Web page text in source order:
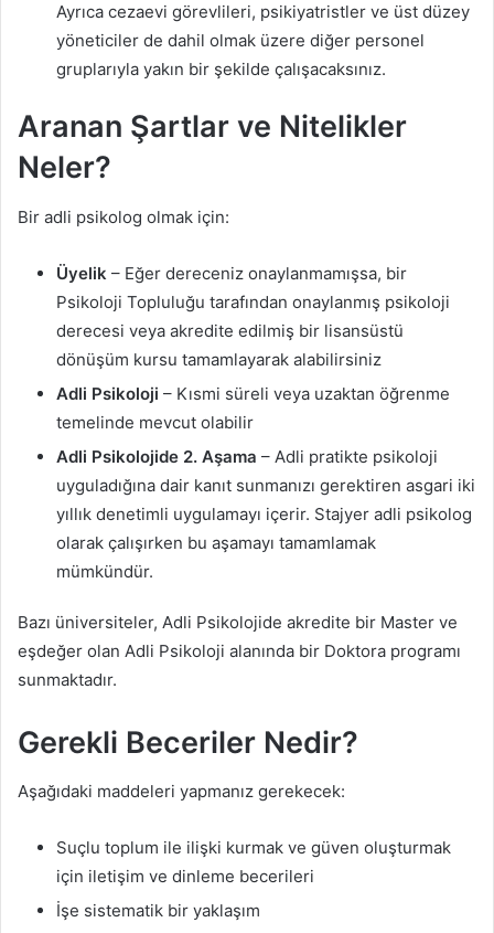
Ayrıca cezaevi görevlileri, psikiyatristler ve üst düzey
yöneticiler de dahil olmak üzere diğer personel
gruplarıyla yakın bir şekilde çalışacaksınız.
Aranan Şartlar ve Nitelikler
Neler?
Bir adli psikolog olmak için:
Üyelik – Eğer dereceniz onaylanmamışsa, bir
Psikoloji Topluluğu tarafından onaylanmış psikoloji
derecesi veya akredite edilmiş bir lisansüstü
dönüşüm kursu tamamlayarak alabilirsiniz
Adli Psikoloji – Kısmi süreli veya uzaktan öğrenme
temelinde mevcut olabilir
Adli Psikolojide 2. Aşama – Adli pratikte psikoloji
uyguladığına dair kanıt sunmanızı gerektiren asgari iki
yıllık denetimli uygulamayı içerir. Stajyer adli psikolog
olarak çalışırken bu aşamayı tamamlamak
mümkündür.
Bazı üniversiteler, Adli Psikolojide akredite bir Master ve
eşdeğer olan Adli Psikoloji alanında bir Doktora programı
sunmaktadır.
Gerekli Beceriler Nedir?
Aşağıdaki maddeleri yapmanız gerekecek:
Suçlu toplum ile ilişki kurmak ve güven oluşturmak
için iletişim ve dinleme becerileri
İşe sistematik bir yaklaşım